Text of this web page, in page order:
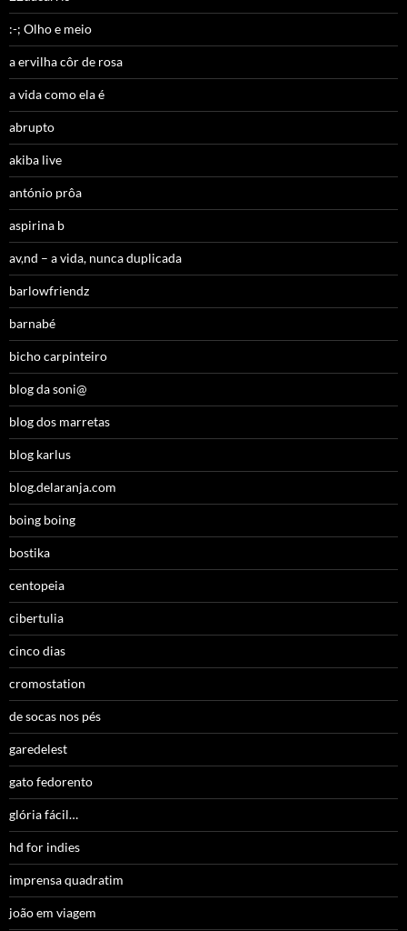
:-; Olho e meio
a ervilha côr de rosa
a vida como ela é
abrupto
akiba live
antónio prôa
aspirina b
av,nd – a vida, nunca duplicada
barlowfriendz
barnabé
bicho carpinteiro
blog da soni@
blog dos marretas
blog karlus
blog.delaranja.com
boing boing
bostika
centopeia
cibertulia
cinco dias
cromostation
de socas nos pés
garedelest
gato fedorento
glória fácil…
hd for indies
imprensa quadratim
joão em viagem